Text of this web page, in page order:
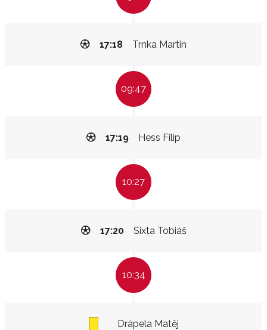
Trnka Martin
17:18
09:47
Hess Filip
17:19
10:27
Sixta Tobiáš
17:20
10:34
Drápela Matěj